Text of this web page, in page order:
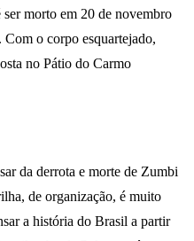
morto em 20 de novembro
o corpo esquartejado,
no Pátio do Carmo
da derrota e morte de Zumbi
de organização, é muito
a história do Brasil a partir